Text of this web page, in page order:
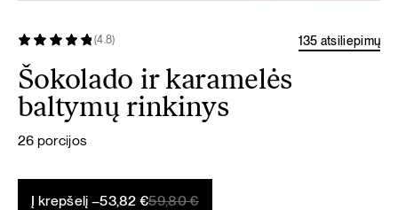
(4.8) 135 atsiliepimų
Šokolado ir karamelės
baltymų rinkinys
26 porcijos
Į krepšelį – 59,80€
Original
53,82€
Current